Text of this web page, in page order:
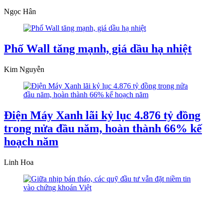
Ngọc Hân
Phố Wall tăng mạnh, giá dầu hạ nhiệt
Kim Nguyễn
Điện Máy Xanh lãi kỷ lục 4.876 tỷ đồng
trong nửa đầu năm, hoàn thành 66% kế
hoạch năm
Linh Hoa